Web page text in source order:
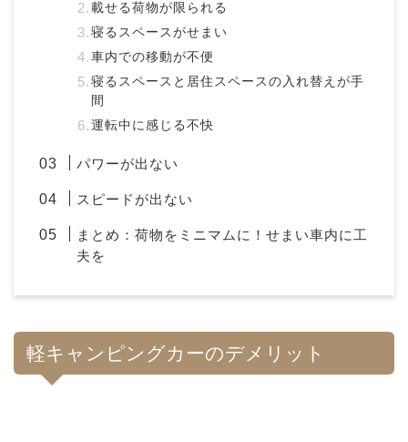
載せる荷物が限られる
寝るスペースがせまい
車内での移動が不便
寝るスペースと居住スペースの入れ替えが手
間
運転中に感じる不快
パワーが出ない
スピードが出ない
まとめ：荷物をミニマムに！せまい車内に工
夫を
軽キャンピングカーのデメリット